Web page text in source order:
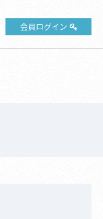
会員ログイン